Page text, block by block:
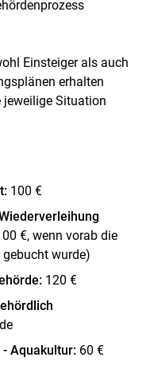
Einsteiger als auch
erhalten
jeweilige Situation
100 €
€, wenn vorab die
wurde)
120 €
Aquakultur:60 €